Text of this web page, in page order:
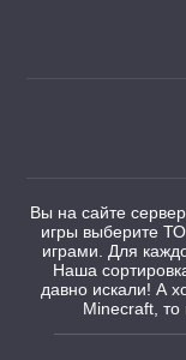
Вы на сайте
игры выберите
играми. Для
Наша
давно искали! А
Minecraft, то